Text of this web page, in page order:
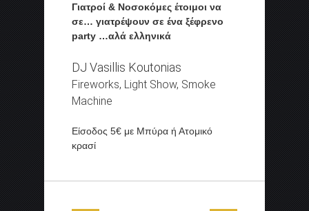
Γιατροί & Νοσοκόμες έτοιμοι να
σε… γιατρέψουν σε ένα ξέφρενο
party …αλά ελληνικά
DJ Vasillis Koutonias
Fireworks, Light Show, Smoke
Machine
Είσοδος 5€ με Μπύρα ή Ατομικό
κρασί